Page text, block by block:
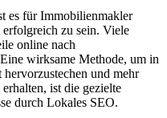
es für Immobilienmakler
erfolgreich zu sein. Viele
online nach
wirksame Methode, um in
und mehr
ist die gezielte
durch Lokales SEO.